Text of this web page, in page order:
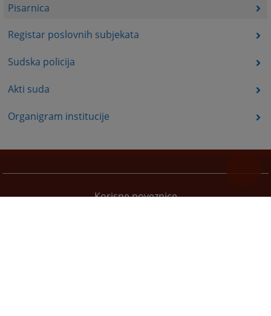
Pisarnica
Registar poslovnih subjekata
Sudska policija
Akti suda
Organigram institucije
Korisne poveznice